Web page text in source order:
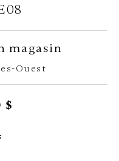
magasin
Ouest
$